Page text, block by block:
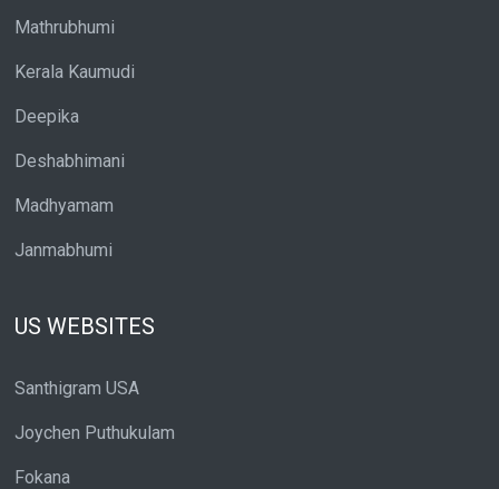
Mathrubhumi
Kerala Kaumudi
Deepika
Deshabhimani
Madhyamam
Janmabhumi
US WEBSITES
Santhigram USA
Joychen Puthukulam
Fokana